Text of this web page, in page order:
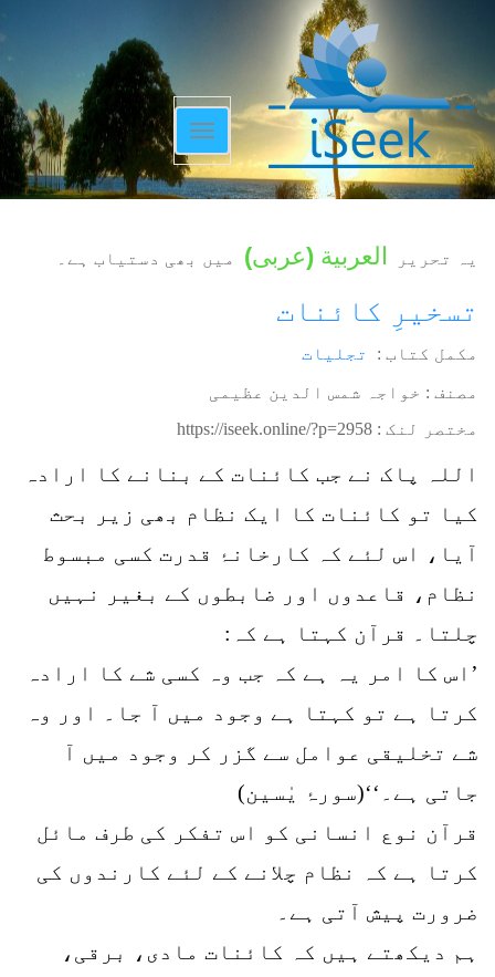
Toggle
navigation
یہ تحریر العربية (عربی) میں بھی دستیاب ہے۔
تسخیرِ کائنات
مکمل کتاب : تجلیات
مصنف : خواجہ شمس الدین عظیمی
مختصر لنک : https://iseek.online/?p=2958
اللہ پاک نے جب کائنات کے بنانے کا ارادہ
کیا تو کائنات کا ایک نظام بھی زیر بحث
آیا، اس لئے کہ کارخانۂ قدرت کسی مبسوط
نظام، قاعدوں اور ضابطوں کے بغیر نہیں
چلتا۔ قرآن کہتا ہے کہ:
’اس کا امر یہ ہے کہ جب وہ کسی شے کا ارادہ
کرتا ہے تو کہتا ہے وجود میں آ جا۔ اور وہ
شے تخلیقی عوامل سے گزر کر وجود میں آ
جاتی ہے۔‘‘(سورۂ یٰسین)
قرآن نوع انسانی کو اس تفکر کی طرف مائل
کرتا ہے کہ نظام چلانے کے لئے کارندوں کی
ضرورت پیش آتی ہے۔
ہم دیکھتے ہیں کہ کائنات مادی، برقی،